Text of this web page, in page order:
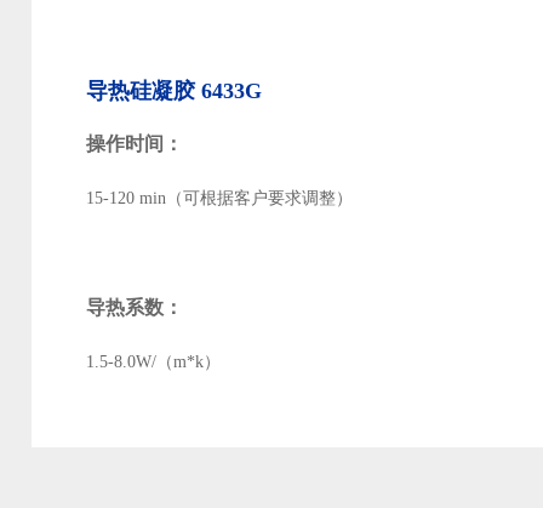
导热硅凝胶 6433G
操作时间：
15-120 min（可根据客户要求调整）
导热系数：
1.5-8.0W/（m*k）